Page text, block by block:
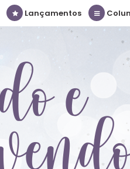
Lançamentos